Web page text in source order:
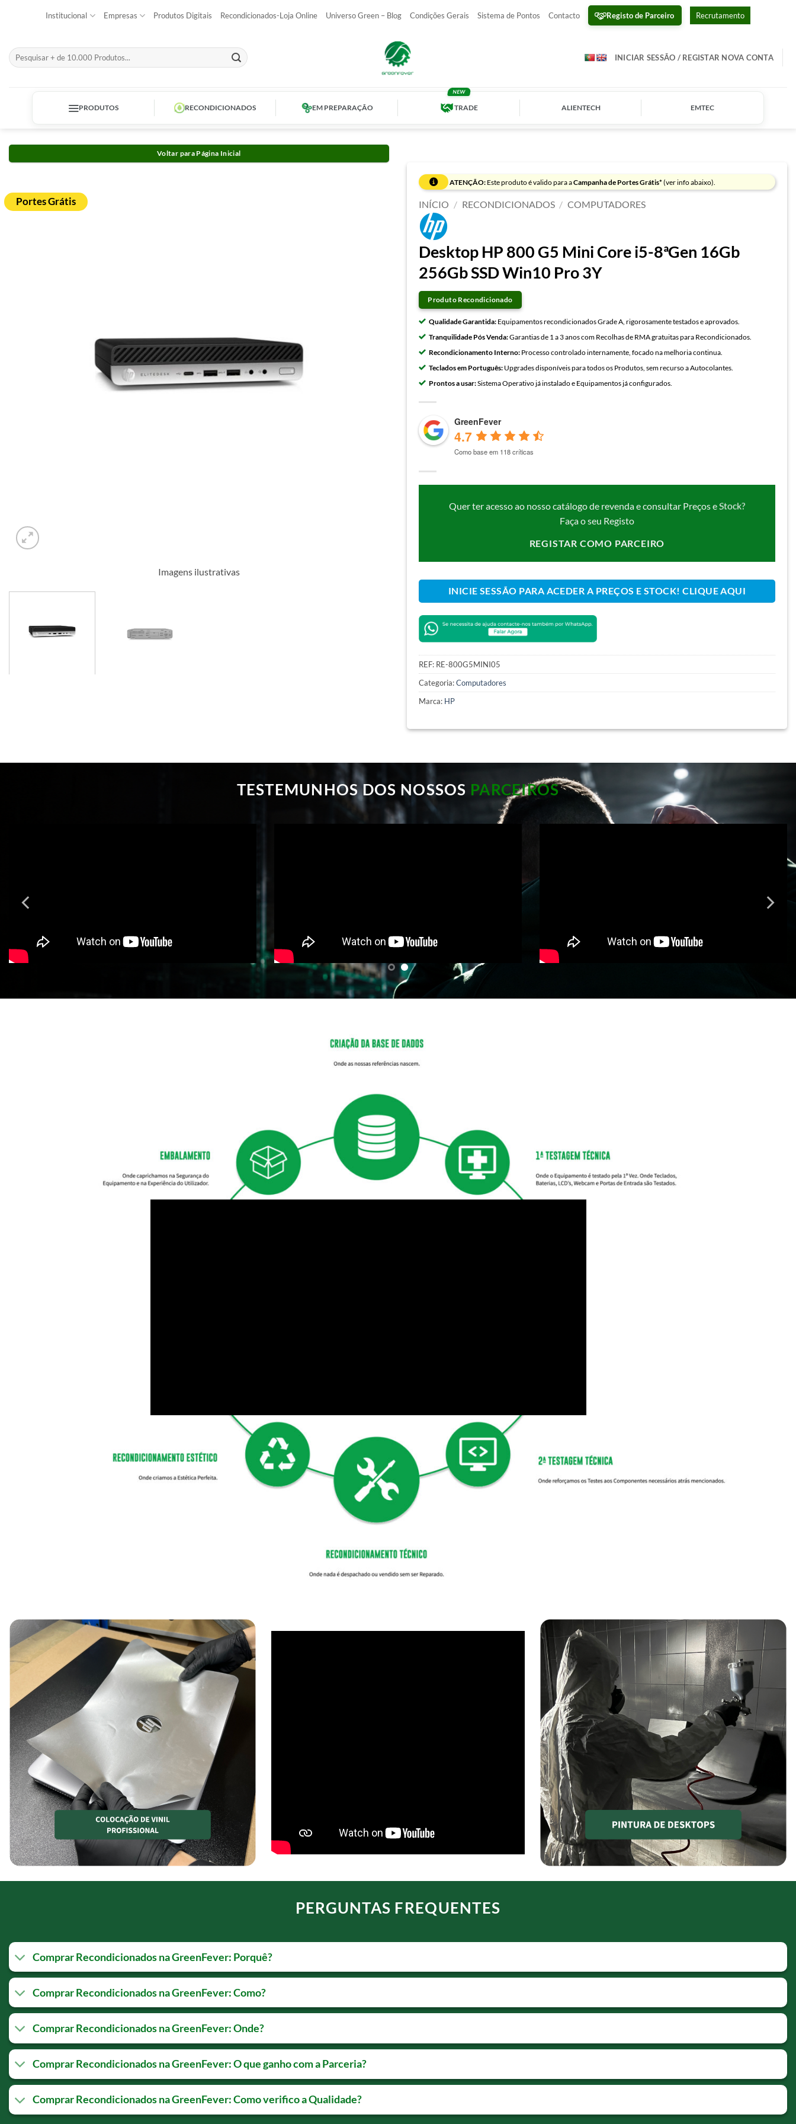
Institucional Empresas Produtos Digitais Recondicionados-Loja Online Universo Green – Blog Condições Gerais Sistema de Pontos Contacto Registo de Parceiro Recrutamento
Pesquisar
por:
INICIAR SESSÃO / REGISTAR NOVA CONTA
PRODUTOS RECONDICIONADOS EM PREPARAÇÃO TRADE ALIENTECH EMTEC
Voltar para Página Inicial
Portes Grátis
Imagens ilustrativas
ATENÇÃO: Este produto é valido para aCampanha de Portes Grátis*(ver info abaixo).
INÍCIO / RECONDICIONADOS / COMPUTADORES
Desktop HP 800 G5 Mini Core i5-8ªGen 16Gb
256Gb SSD Win10 Pro 3Y
Produto Recondicionado
Qualidade Garantida: Equipamentos recondicionados Grade A, rigorosamente testados e aprovados.
Tranquilidade Pós Venda:Garantias de 1 a 3 anos com Recolhas de RMA gratuitas para Recondicionados.
Recondicionamento Interno: Processo controlado internamente, focado na melhoria continua.
Teclados em Português: Upgrades disponíveis para todos os Produtos, sem recurso a Autocolantes.
Prontos a usar:Sistema Operativo já instalado e Equipamentos já configurados.
GreenFever
4.7
Como base em 118 críticas
Quer ter acesso ao nosso catálogo de revenda e consultar Preços e Stock?
Faça o seu Registo
REGISTAR COMO PARCEIRO
INICIE SESSÃO PARA ACEDER A PREÇOS E STOCK! CLIQUE AQUI
REF: RE-800G5MINI05
Categoria:Computadores
Marca: HP
TESTEMUNHOS DOS NOSSOS PARCEIROS
PERGUNTAS FREQUENTES
Comprar Recondicionados na GreenFever: Porquê?
Comprar Recondicionados na GreenFever: Como?
Comprar Recondicionados na GreenFever: Onde?
Comprar Recondicionados na GreenFever: O que ganho com a Parceria?
Comprar Recondicionados na GreenFever: Como verifico a Qualidade?